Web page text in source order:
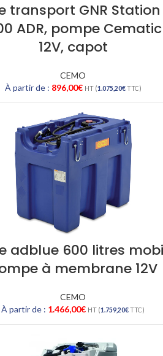
transport GNR Station
ADR, pompe
12V, capot
CEMO
À partir de : 896,00€ HT (1.075,20€TTC)
adblue 600 litres
à membrane 12V
CEMO
À partir de : 1.466,00€ HT (1.759,20€TTC)